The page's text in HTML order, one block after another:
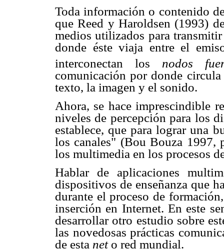
Toda información o contenido
que Reed y Haroldsen (1993)
medios utilizados para
donde éste viaja entre el
interconectan los nodos
comunicación por donde
texto, la imagen y el sonido.
Ahora, se hace imprescindible
niveles de percepción para los
establece, que para lograr una
los canales" (Bou Bouza 1997,
los multimedia en los procesos
Hablar de aplicaciones
dispositivos de enseñanza que
durante el proceso de
inserción en Internet. En este
desarrollar otro estudio sobre
las novedosas prácticas
de esta neto red mundial.